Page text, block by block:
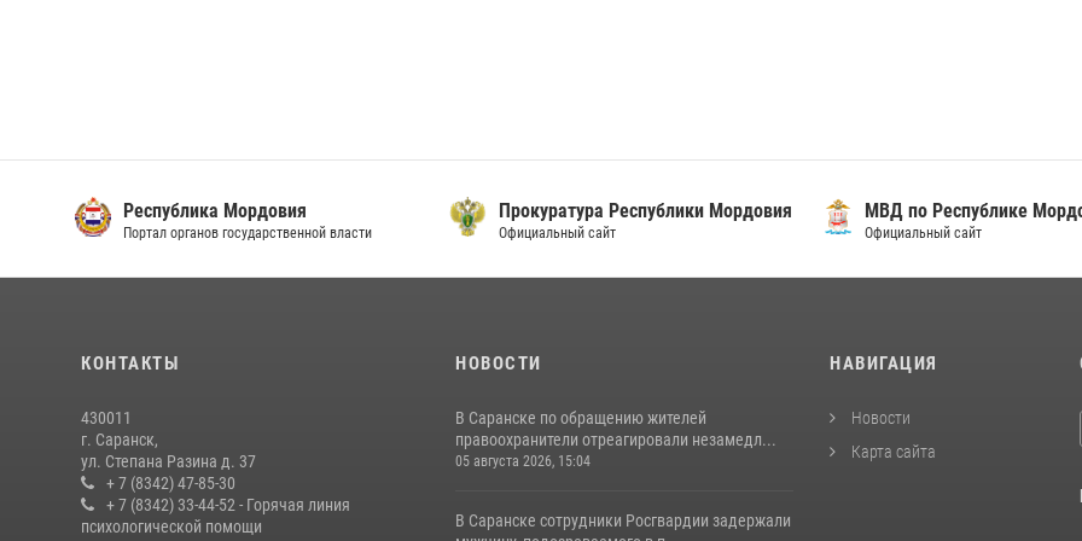
Республика Мордовия
Портал органов государственной власти
Прокуратура Республики Мордовия
Официальный сайт
МВД по Республике
Официальный сайт
КОНТАКТЫ
430011
г. Саранск,
ул. Степана Разина д. 37
+ 7 (8342) 47-85-30
+ 7 (8342) 33-44-52 - Горячая линия
психологической помощи
НОВОСТИ
В Саранске по обращению жителей
правоохранители отреагировали незамедл...
05 августа 2026, 15:04
В Саранске сотрудники Росгвардии задержали
НАВИГАЦИЯ
Новости
Карта сайта